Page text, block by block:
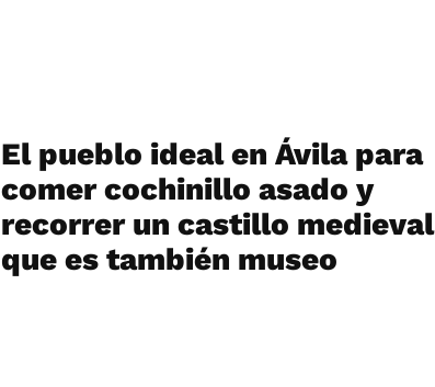
El pueblo ideal en Ávila para
comer cochinillo asado y
recorrer un castillo medieval
que es también museo